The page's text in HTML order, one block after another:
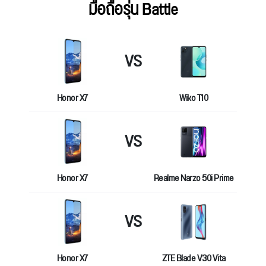
มือถือรุ่น Battle
Honor X7
VS
Wiko T10
Honor X7
VS
Realme Narzo 50i Prime
Honor X7
VS
ZTE Blade V30 Vita